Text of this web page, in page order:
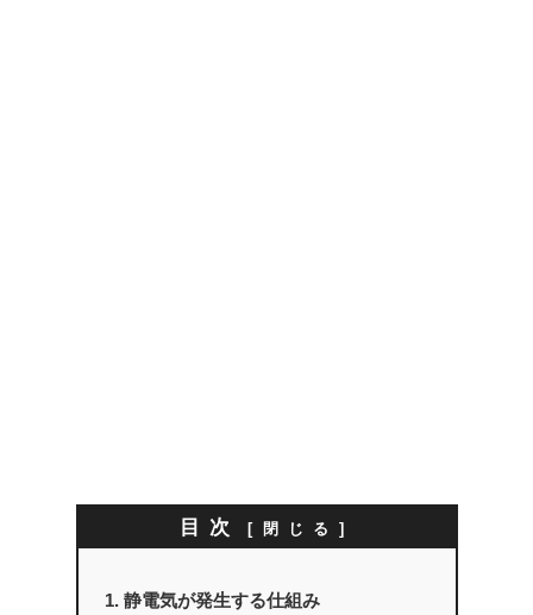
目次
静電気が発生する仕組み